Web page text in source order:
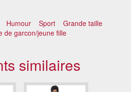
Humour Sport
Grande taille
de garcon/jeune fille
similaires